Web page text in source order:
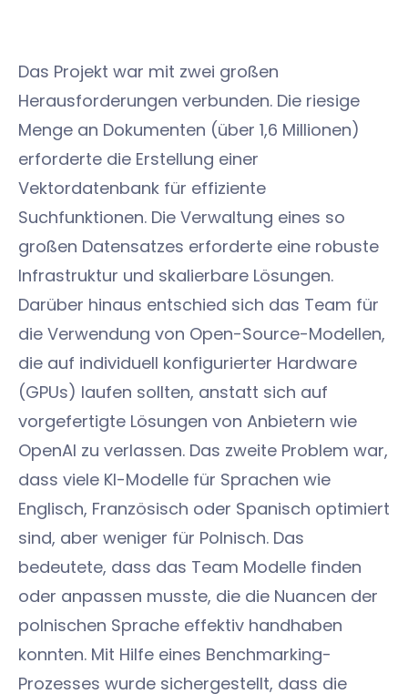
Das Projekt war mit zwei großen
Herausforderungen verbunden. Die riesige
Menge an Dokumenten (über 1,6 Millionen)
erforderte die Erstellung einer
Vektordatenbank für effiziente
Suchfunktionen. Die Verwaltung eines so
großen Datensatzes erforderte eine robuste
Infrastruktur und skalierbare Lösungen.
Darüber hinaus entschied sich das Team für
die Verwendung von Open-Source-Modellen,
die auf individuell konfigurierter Hardware
(GPUs) laufen sollten, anstatt sich auf
vorgefertigte Lösungen von Anbietern wie
OpenAI zu verlassen. Das zweite Problem war,
dass viele KI-Modelle für Sprachen wie
Englisch, Französisch oder Spanisch optimiert
sind, aber weniger für Polnisch. Das
bedeutete, dass das Team Modelle finden
oder anpassen musste, die die Nuancen der
polnischen Sprache effektiv handhaben
konnten. Mit Hilfe eines Benchmarking-
Prozesses wurde sichergestellt, dass die